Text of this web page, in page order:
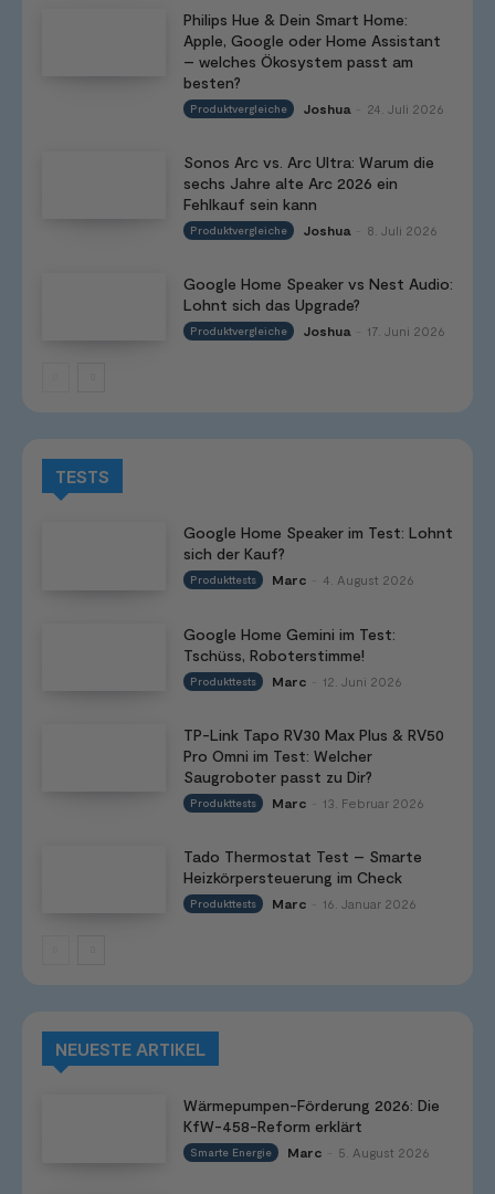
Philips Hue & Dein Smart Home:
Apple, Google oder Home Assistant
– welches Ökosystem passt am
besten?
Produktvergleiche Joshua 24. Juli 2026
Sonos Arc vs. Arc Ultra: Warum die
sechs Jahre alte Arc 2026 ein
Fehlkauf sein kann
Produktvergleiche Joshua 8. Juli 2026
Google Home Speaker vs Nest Audio:
Lohnt sich das Upgrade?
Produktvergleiche Joshua 17. Juni 2026
TESTS
Google Home Speaker im Test: Lohnt
sich der Kauf?
Produkttests Marc 4. August 2026
Google Home Gemini im Test:
Tschüss, Roboterstimme!
Produkttests Marc 12. Juni 2026
TP-Link Tapo RV30 Max Plus & RV50
Pro Omni im Test: Welcher
Saugroboter passt zu Dir?
Produkttests Marc 13. Februar 2026
Tado Thermostat Test – Smarte
Heizkörpersteuerung im Check
Produkttests Marc 16. Januar 2026
NEUESTE ARTIKEL
Wärmepumpen-Förderung 2026: Die
KfW-458-Reform erklärt
Smarte Energie Marc 5. August 2026